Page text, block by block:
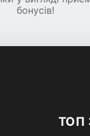
бонусів!
ТОП